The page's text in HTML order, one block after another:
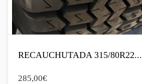
RECAUCHUTADA 315/80R22...
285,00€